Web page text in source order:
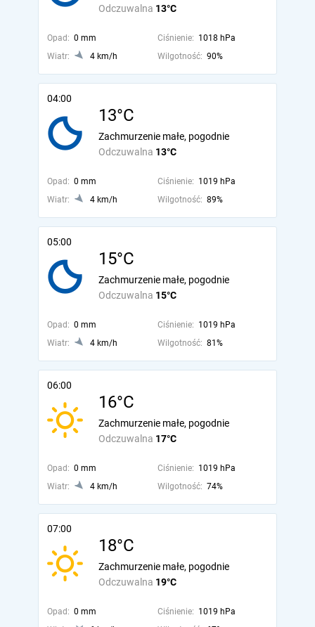
Odczuwalna 13°C
Opad: 0 mm Ciśnienie: 1018 hPa
Wiatr:
4 km/h Wilgotność: 90%
04:00
13°C
Odczuwalna 13°C
Zachmurzenie małe, pogodnie
Opad: 0 mm Ciśnienie: 1019 hPa
Wiatr:
4 km/h Wilgotność: 89%
05:00
15°C
Odczuwalna 15°C
Zachmurzenie małe, pogodnie
Opad: 0 mm Ciśnienie: 1019 hPa
Wiatr:
4 km/h Wilgotność: 81%
06:00
16°C
Odczuwalna 17°C
Zachmurzenie małe, pogodnie
Opad: 0 mm Ciśnienie: 1019 hPa
Wiatr:
4 km/h Wilgotność: 74%
07:00
18°C
Odczuwalna 19°C
Zachmurzenie małe, pogodnie
Opad: 0 mm Ciśnienie: 1019 hPa